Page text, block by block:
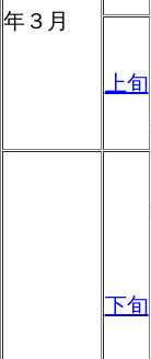
年３月
上旬
下旬